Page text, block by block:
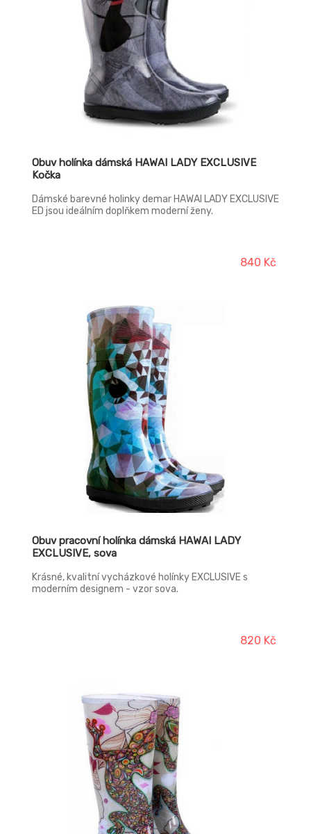
Obuv holínka dámská HAWAI LADY EXCLUSIVE
Kočka
Dámské barevné holinky demar HAWAI LADY EXCLUSIVE
ED jsou ideálním doplňkem moderní ženy.
840 Kč
Obuv pracovní holínka dámská HAWAI LADY
EXCLUSIVE, sova
Krásné, kvalitní vycházkové holínky EXCLUSIVE s
moderním designem - vzor sova.
820 Kč